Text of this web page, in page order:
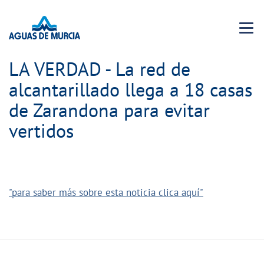
Menu
LA VERDAD - La red de
alcantarillado llega a 18 casas
de Zarandona para evitar
vertidos
"para saber más sobre esta noticia clica aquí"